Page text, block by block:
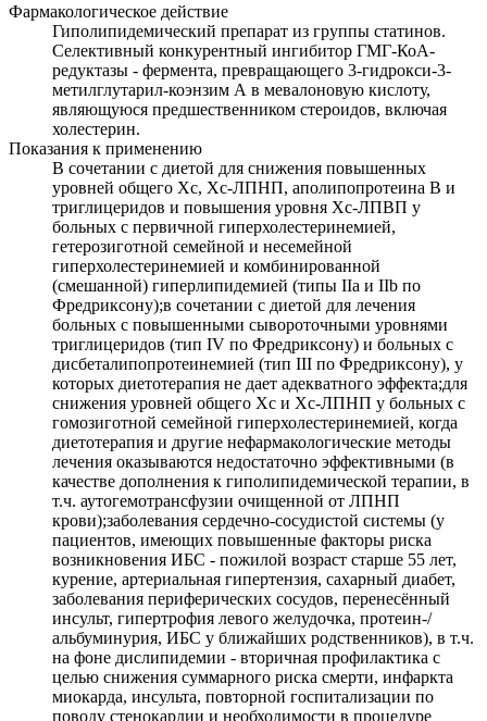
Фармакологическое действие
Гиполипидемический препарат из группы статинов.
Селективный конкурентный ингибитор ГМГ-КоА-
редуктазы - фермента, превращающего 3-гидрокси-3-
метилглутарил-коэнзим А в мевалоновую кислоту,
являющуюся предшественником стероидов, включая
холестерин.
Показания к применению
В сочетании с диетой для снижения повышенных
уровней общего Хс, Хс-ЛПНП, аполипопротеина В и
триглицеридов и повышения уровня Хс-ЛПВП у
больных с первичной гиперхолестеринемией,
гетерозиготной семейной и несемейной
гиперхолестеринемией и комбинированной
(смешанной) гиперлипидемией (типы IIa и IIb по
Фредриксону);в сочетании с диетой для лечения
больных с повышенными сывороточными уровнями
триглицеридов (тип IV по Фредриксону) и больных с
дисбеталипопротеинемией (тип III по Фредриксону), у
которых диетотерапия не дает адекватного эффекта;для
снижения уровней общего Хс и Хс-ЛПНП у больных с
гомозиготной семейной гиперхолестеринемией, когда
диетотерапия и другие нефармакологические методы
лечения оказываются недостаточно эффективными (в
качестве дополнения к гиполипидемической терапии, в
т.ч. аутогемотрансфузии очищенной от ЛПНП
крови);заболевания сердечно-сосудистой системы (у
пациентов, имеющих повышенные факторы риска
возникновения ИБС - пожилой возраст старше 55 лет,
курение, артериальная гипертензия, сахарный диабет,
заболевания периферических сосудов, перенесённый
инсульт, гипертрофия левого желудочка, протеин-/
альбуминурия, ИБС у ближайших родственников), в т.ч.
на фоне дислипидемии - вторичная профилактика с
целью снижения суммарного риска смерти, инфаркта
миокарда, инсульта, повторной госпитализации по
поводу стенокардии и необходимости в процедуре